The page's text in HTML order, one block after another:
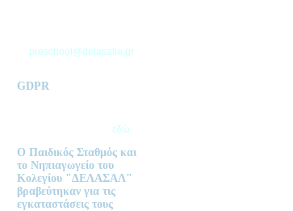
preschool@delasalle.gr
GDPR
εδώ
Ο Παιδικός Σταθμός και
το Νηπιαγωγείο του
Κολεγίου "ΔΕΛΑΣΑΛ"
βραβεύτηκαν για τις
εγκαταστάσεις τους